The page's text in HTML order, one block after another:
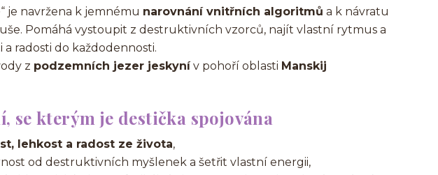
je navržena k jemnému narovnání vnitřních algoritmů a k návratu
Pomáhá vystoupit z destruktivních vzorců, najít vlastní rytmus a
radosti do každodennosti.
z podzemních jezer jeskynív pohoří oblasti Manskij
se kterým je destička spojována
lehkost a radost ze života,
od destruktivních myšlenek a šetřit vlastní energii,